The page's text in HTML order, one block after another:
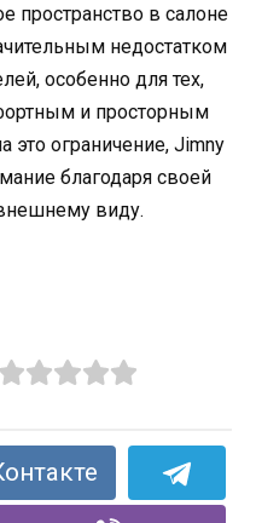
пространство в салоне
недостатком
особенно для тех,
и просторным
это ограничение, Jimny
благодаря своей
виду.